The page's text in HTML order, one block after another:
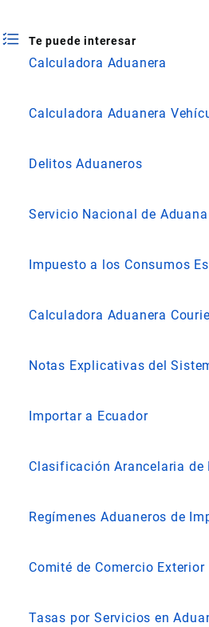
Te puede interesar
Calculadora Aduanera
Calculadora Aduanera
Delitos Aduaneros
Servicio Nacional de
Impuesto a los Consumos
Calculadora Aduanera
Notas Explicativas del
Importar a Ecuador
Clasificación Arancelaria de
Regímenes Aduaneros de
Comité de Comercio Exterior
Tasas por Servicios en